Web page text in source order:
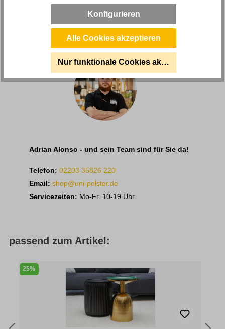
Haben Sie Fragen zu diesem
Produkt?
Adrian Alonso - und sein Team sind für Sie da!
Telefon: 02203 35826 220
Email: shop@uni-polster.de
Servicezeiten: Mo-Fr. 10-19 Uhr
passend zum Artikel:
25%
Konfigurieren
Alle Cookies akzeptieren
Nur funktionale Cookies akzeptieren